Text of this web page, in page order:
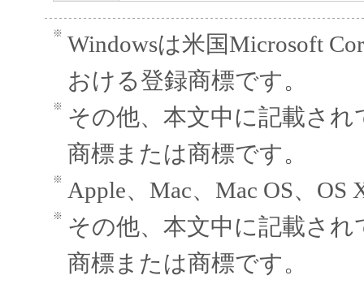
ア」をコンピュータの記憶媒体上にインス
と、またはコンピュータにおいて表示する
すること、読み出すこと、もしくは実行す
も含むものとします）することができます
た、お客様が「プリンタ」を使用すること
様のイントラネット内のユーザ（以下「指
います）に、本契約の条件の下で、「許諾
を使用させることができます。その場合、
かる「指定ユーザ」を本契約の条件に従わ
き、すべての責任を負っていただくものと
(2) お客様は、再使用許諾、譲渡、頒布、
※ Windowsは米国Microsoft
おける登録商標です。
※
その他、本文中に記載さ
商標または商標です。
※ Apple、Mac、Mac OS、
※
その他、本文中に記載さ
商標または商標です。